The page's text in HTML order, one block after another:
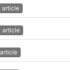
article
article